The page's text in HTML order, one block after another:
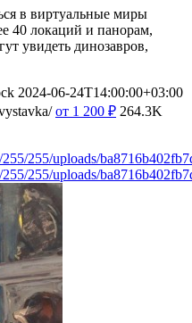
в виртуальные миры
40 локаций и панорам,
увидеть динозавров,
2024-06-24T14:00:00+03:00
от 1 200 ₽ 264.3K
255/uploads/
255/uploads/